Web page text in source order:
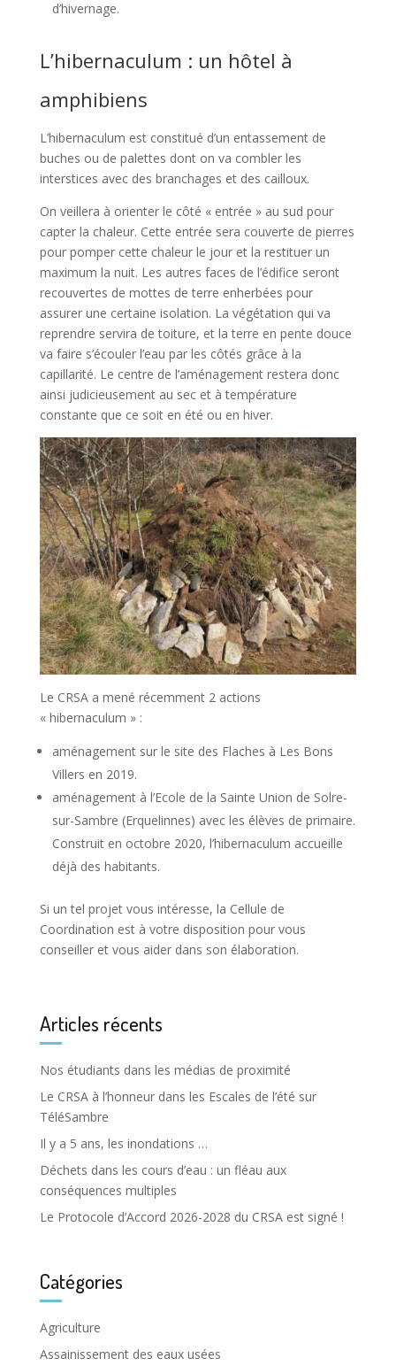
d’hivernage.
L’hibernaculum : un hôtel à
amphibiens
L’hibernaculum est constitué d’un entassement de
buches ou de palettes dont on va combler les
interstices avec des branchages et des cailloux.
On veillera à orienter le côté « entrée » au sud pour
capter la chaleur. Cette entrée sera couverte de pierres
pour pomper cette chaleur le jour et la restituer un
maximum la nuit. Les autres faces de l’édifice seront
recouvertes de mottes de terre enherbées pour
assurer une certaine isolation. La végétation qui va
reprendre servira de toiture, et la terre en pente douce
va faire s’écouler l’eau par les côtés grâce à la
capillarité. Le centre de l’aménagement restera donc
ainsi judicieusement au sec et à température
constante que ce soit en été ou en hiver.
Le CRSA a mené récemment 2 actions
« hibernaculum » :
aménagement sur le site des Flaches à Les Bons
Villers en 2019.
aménagement à l’Ecole de la Sainte Union de Solre-
sur-Sambre (Erquelinnes) avec les élèves de primaire.
Construit en octobre 2020, l’hibernaculum accueille
déjà des habitants.
Si un tel projet vous intéresse, la Cellule de
Coordination est à votre disposition pour vous
conseiller et vous aider dans son élaboration.
Articles récents
Nos étudiants dans les médias de proximité
Le CRSA à l’honneur dans les Escales de l’été sur
TéléSambre
Il y a 5 ans, les inondations …
Déchets dans les cours d’eau : un fléau aux
conséquences multiples
Le Protocole d’Accord 2026-2028 du CRSA est signé !
Catégories
Agriculture
Assainissement des eaux usées